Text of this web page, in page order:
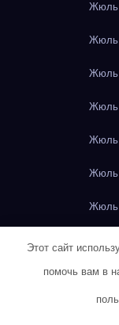
Жюль
Жюль
Жюль
Жюль
Жюль
Жюль
Жюль
Жюль
Этот сайт
помочь вам в